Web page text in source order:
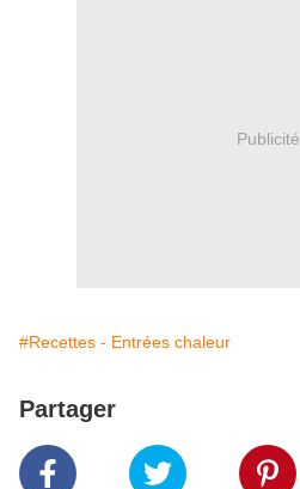
Publicité
#Recettes - Entrées chaleur
Partager